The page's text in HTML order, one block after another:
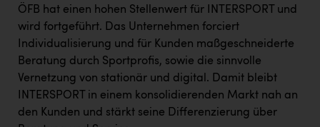
ÖFB hat einen hohen Stellenwert für INTERSPORT und
wird fortgeführt. Das Unternehmen forciert
Individualisierung und für Kunden maßgeschneiderte
Beratung durch Sportprofis, sowie die sinnvolle
Vernetzung von stationär und digital. Damit bleibt
INTERSPORT in einem konsolidierenden Markt nah an
den Kunden und stärkt seine Differenzierung über